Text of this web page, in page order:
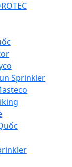
Sprinkler